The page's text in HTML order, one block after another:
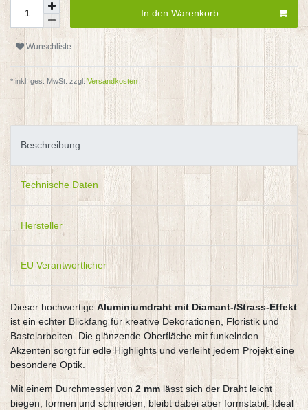
In den Warenkorb
Wunschliste
* inkl. ges. MwSt. zzgl. Versandkosten
Beschreibung
Technische Daten
Hersteller
EU Verantwortlicher
Dieser hochwertige Aluminiumdraht mit Diamant-/Strass-Effekt
ist ein echter Blickfang für kreative Dekorationen, Floristik und
Bastelarbeiten. Die glänzende Oberfläche mit funkelnden
Akzenten sorgt für edle Highlights und verleiht jedem Projekt eine
besondere Optik.
Mit einem Durchmesser von2 mm lässt sich der Draht leicht
biegen, formen und schneiden, bleibt dabei aber formstabil. Ideal